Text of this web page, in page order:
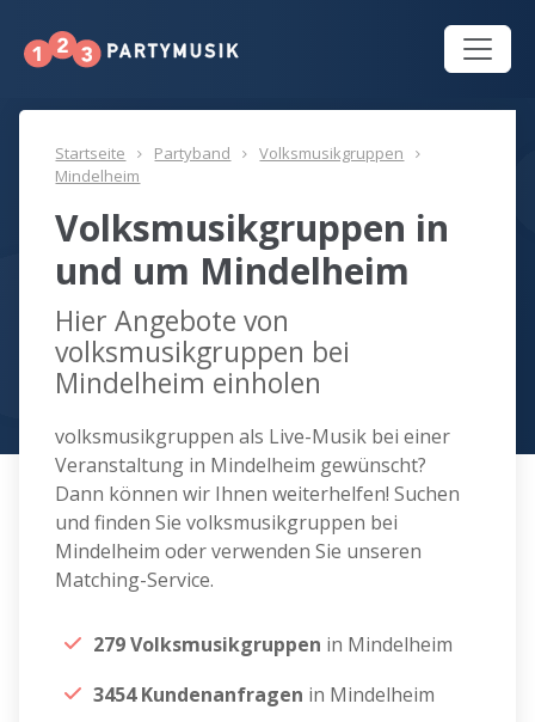
Startseite Partyband
Volksmusikgruppen
Mindelheim
Volksmusikgruppen in
und um Mindelheim
Hier Angebote von
volksmusikgruppen bei
Mindelheim einholen
volksmusikgruppen als Live-Musik bei einer
Veranstaltung in Mindelheim gewünscht?
Dann können wir Ihnen weiterhelfen! Suchen
und finden Sie volksmusikgruppen bei
Mindelheim oder verwenden Sie unseren
Matching-Service.
279 Volksmusikgruppen in Mindelheim
3454 Kundenanfragen in Mindelheim